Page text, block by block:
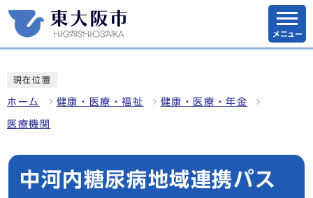
メニュー
現在位置
ホーム 健康・医療・福祉 健康・医療・年金
医療機関
中河内糖尿病地域連携パス